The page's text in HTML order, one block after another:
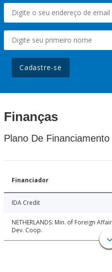
Cadastre-se
Finanças
Plano De
Financiador
IDA Credit
NETHERLANDS: Min. of Foreign
Dev. Coop.